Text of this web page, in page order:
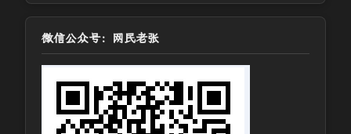
微信公众号：网民老张